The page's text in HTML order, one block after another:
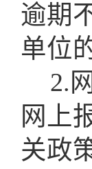
逾期
单位
2.
网上
关政